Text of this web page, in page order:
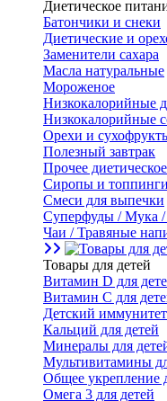
Диетическое
Батончики и снеки
Диетические и
Заменители сахара
Масла натуральные
Мороженое
Низкокалорийные
Низкокалорийные
Орехи и
Полезный завтрак
Прочее
Сиропы и топпинги
Смеси для выпечки
Суперфуды / Мука
Чаи / Травяные
Товары для детей
Витамин D для
Витамин С для
Детский иммунитет
Кальций для детей
Минералы для
Мультивитамины
Общее укрепление
Омега 3 для детей